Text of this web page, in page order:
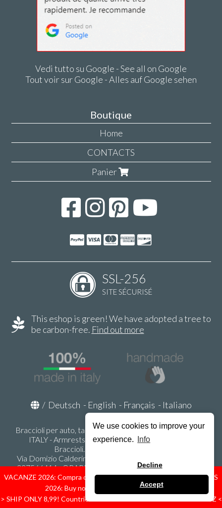
We use cookies to improve your
experience.
Info
Decline
Accept
VACANZE 2026: Compra ora spediremo dal 31 Agosto! — HOLIDAYS
2026: Buy now, we ship from August 31st!
> SHIP ONLY 8,99! Countries: IT - D - FR - A - NL - B - ES - PL - LU - CZ <
Vedi tutto su Google - See all on Google
Tout voir sur Google - Alles auf Google sehen
Boutique
Home
CONTACTS
Panier
SSL-256
SITE SÉCURISÉ
This eshop is green! We have adopted a tree to
be carbon-free. Find out more
/ Deutsch - English - Français - Italiano
Braccioli per auto, tappeti auto, accessori auto MADE IN
ITALY - Armrests, Mittelarmlehnen, Accoundoirs -
Braccioli.it - P.Iva IT02178470353
Via Domizio Calderini 8 int. 1 - 37131 Verona (VR) - Italy -
337566414 - ORARI UFFICIO 9:00-12:00, 15:00-18:00,
LUNEDI' - VENERDI' - info@braccioli-italy-armrests.com
Ecommerce creato con
Scontrino.com